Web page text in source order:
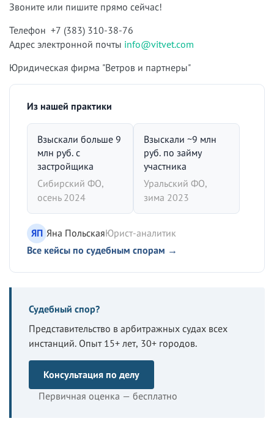
Звоните или пишите прямо сейчас!
Телефон +7 (383) 310-38-76
Адрес электронной почты info@vitvet.com
Юридическая фирма "Ветров и партнеры"
Из нашей практики
Взыскали больше 9
млн руб. с
застройщика
Сибирский ФО,
осень 2024
Взыскали ~9 млн
руб. по займу
участника
Уральский ФО,
зима 2023
ЯП Яна ПольскаяЮрист-аналитик
Все кейсы по судебным спорам →
Судебный спор?
Представительство в арбитражных судах всех
инстанций. Опыт 15+ лет, 30+ городов.
Консультация по делу
Первичная оценка — бесплатно